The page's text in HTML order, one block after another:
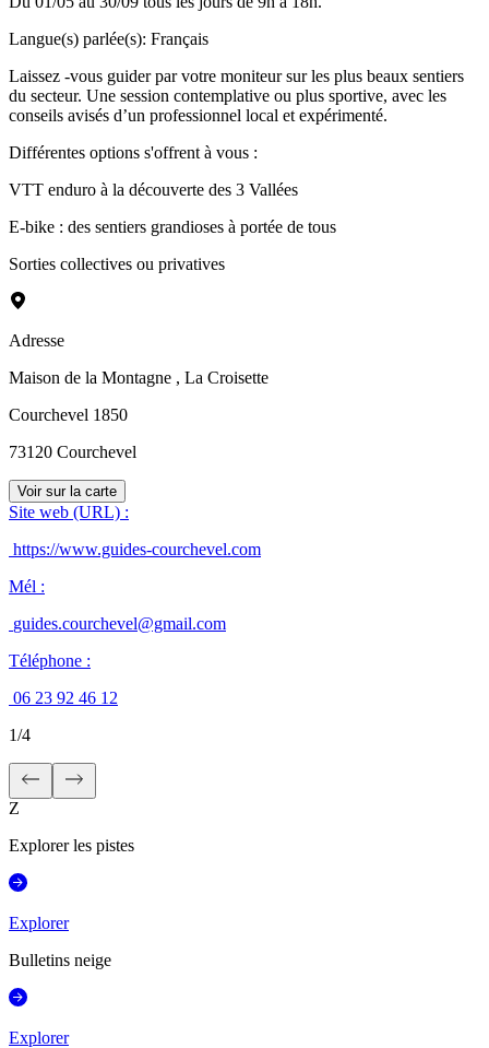
Langue(s) parlée(s): Français
Laissez -vous guider par votre moniteur sur les plus beaux sentiers
du secteur. Une session contemplative ou plus sportive, avec les
conseils avisés d’un professionnel local et expérimenté.
Différentes options s'offrent à vous :
VTT enduro à la découverte des 3 Vallées
E-bike : des sentiers grandioses à portée de tous
Sorties collectives ou privatives
Adresse
Maison de la Montagne , La Croisette
Courchevel 1850
73120 Courchevel
Voir sur la carte
Site web (URL) :
https://www.guides-courchevel.com
Mél :
guides.courchevel@gmail.com
Téléphone :
06 23 92 46 12
1/4
Z
Explorer les pistes
Explorer
Bulletins neige
Explorer